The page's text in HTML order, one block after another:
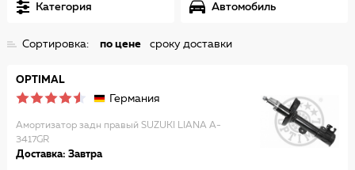
Категория Автомобиль
Сортировка: по цене сроку доставки
OPTIMAL
Германия
Амортизатор задн правый SUZUKI LIANA A-
3417GR
Доставка: Завтра